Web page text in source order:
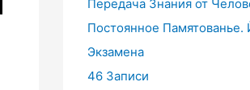
Передача Знания от
Постоянное Памятованье.
Экзамена
46 Записи